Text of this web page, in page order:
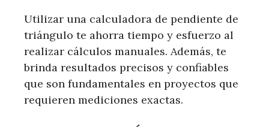
Utilizar una calculadora de pendiente de
triángulo te ahorra tiempo y esfuerzo al
realizar cálculos manuales. Además, te
brinda resultados precisos y confiables
que son fundamentales en proyectos que
requieren mediciones exactas.